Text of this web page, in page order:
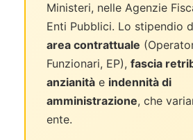
Ministeri, nelle Agenzie
Enti Pubblici. Lo stipendio
area contrattuale
Funzionari, EP), fascia
anzianità e indennità di
amministrazione, che
ente.